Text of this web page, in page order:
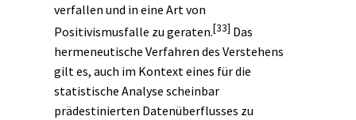
verfallen und in eine Art von
Positivismusfalle zu geraten.[33] Das
hermeneutische Verfahren des Verstehens
gilt es, auch im Kontext eines für die
statistische Analyse scheinbar
prädestinierten Datenüberflusses zu